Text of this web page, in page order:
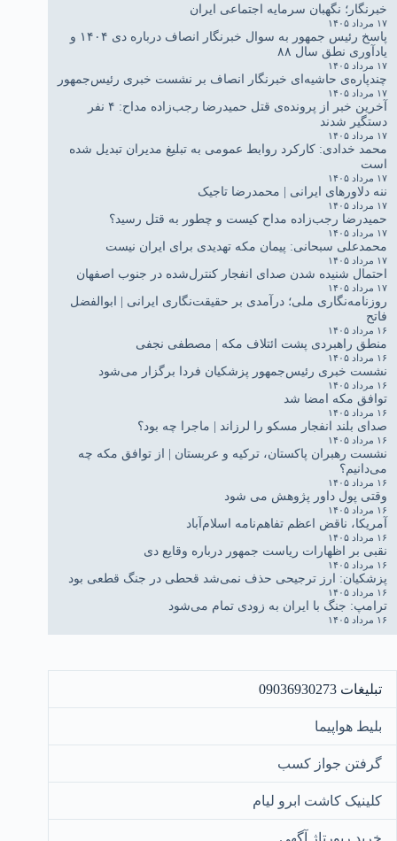
خبرنگار؛ نگهبان سرمایه اجتماعی ایران
۱۷ مرداد ۱۴۰۵
پاسخ رئیس جمهور به سوال خبرنگار انصاف درباره دی ۱۴۰۴ و
یادآوری نطق سال ۸۸
۱۷ مرداد ۱۴۰۵
چندپاره‌ی حاشیه‌ای خبرنگار انصاف بر نشست خبری رئیس‌جمهور
۱۷ مرداد ۱۴۰۵
آخرین خبر از پرونده‌ی قتل حمیدرضا رجب‌زاده مداح: ۴ نفر
دستگیر شدند
۱۷ مرداد ۱۴۰۵
محمد خدادی: کارکرد روابط عمومی به تبلیغ مدیران تبدیل شده
است
۱۷ مرداد ۱۴۰۵
ننه دلاورهای ایرانی | محمدرضا تاجیک
۱۷ مرداد ۱۴۰۵
حمیدرضا رجب‌زاده مداح کیست و چطور به قتل رسید؟
۱۷ مرداد ۱۴۰۵
محمدعلی سبحانی: پیمان مکه تهدیدی برای ایران نیست
۱۷ مرداد ۱۴۰۵
احتمال شنیده شدن صدای انفجار کنترل‌شده در جنوب اصفهان
۱۷ مرداد ۱۴۰۵
روزنامه‌نگاری ملی؛ درآمدی بر حقیقت‌نگاری ایرانی | ابوالفضل
فاتح
۱۶ مرداد ۱۴۰۵
منطق راهبردی پشت ائتلاف مکه | مصطفی نجفی
۱۶ مرداد ۱۴۰۵
نشست خبری رئیس‌جمهور پزشکیان فردا برگزار می‌شود
۱۶ مرداد ۱۴۰۵
توافق مکه امضا شد
۱۶ مرداد ۱۴۰۵
صدای بلند انفجار مسکو را لرزاند | ماجرا چه بود؟
۱۶ مرداد ۱۴۰۵
نشست رهبران پاکستان، ترکیه و عربستان | از توافق مکه چه
می‌دانیم؟
۱۶ مرداد ۱۴۰۵
وقتی پول داور پژوهش می شود
۱۶ مرداد ۱۴۰۵
آمریکا، ناقض اعظم تفاهم‌نامه اسلام‌آباد
۱۶ مرداد ۱۴۰۵
نقبی بر اظهارات ریاست جمهور درباره وقایع دی
۱۶ مرداد ۱۴۰۵
پزشکیان: ارز ترجیحی حذف نمی‌شد قحطی در جنگ قطعی بود
۱۶ مرداد ۱۴۰۵
ترامپ: جنگ با ایران به زودی تمام می‌شود
۱۶ مرداد ۱۴۰۵
تبلیغات 09036930273
بلیط هواپیما
گرفتن جواز کسب
کلینیک کاشت ابرو لیام